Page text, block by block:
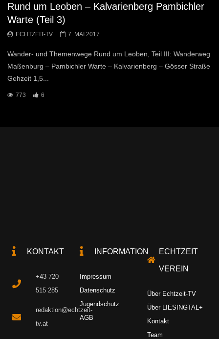
Rund um Leoben – Kalvarienberg Pambichler
Warte (Teil 3)
ECHTZEIT-TV 7. MAI 2017
Wander- und Themenwege Rund um Leoben, Teil III: Wanderweg
Maßenburg – Pambichler Warte – Kalvarienberg – Gösser Straße
Gehzeit 1,5...
773 6
KONTAKT
+43 720
515 285
redaktion@echtzeit-
tv.at
INFORMATION
Impressum
Datenschutz
Jugendschutz
AGB
ECHTZEIT
VEREIN
Über Echtzeit-TV
Über LIESINGTAL+
Kontakt
Team